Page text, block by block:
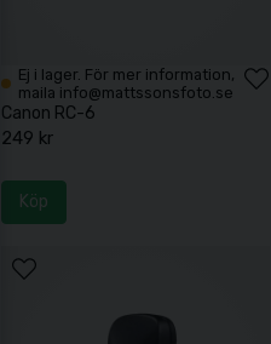
Ej i lager. För mer information,
maila info@mattssonsfoto.se
Canon RC-6
249 kr
Köp